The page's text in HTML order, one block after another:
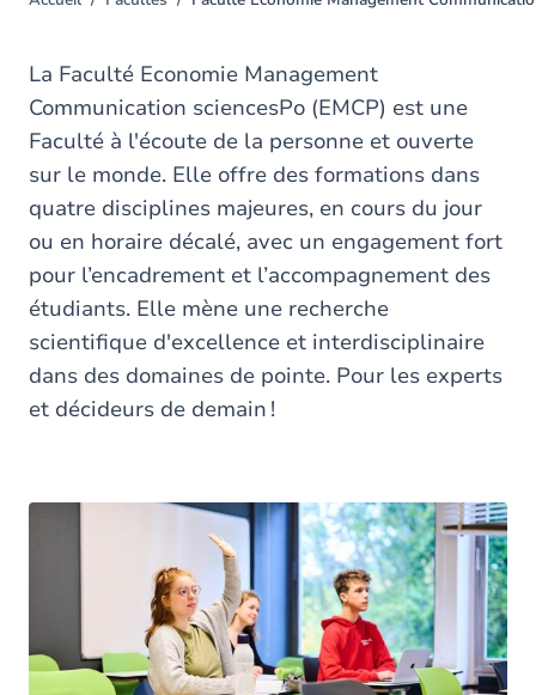
here
La Faculté Economie Management
Communication sciencesPo (EMCP) est une
Faculté à l'écoute de la personne et ouverte
sur le monde. Elle offre des formations dans
quatre disciplines majeures, en cours du jour
ou en horaire décalé, avec un engagement fort
pour l’encadrement et l’accompagnement des
étudiants. Elle mène une recherche
scientifique d'excellence et interdisciplinaire
dans des domaines de pointe. Pour les experts
et décideurs de demain !